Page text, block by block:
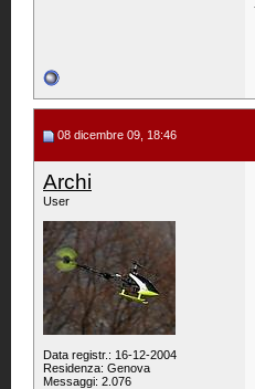
08 dicembre 09, 18:46
Archi
User
Data registr.: 16-12-2004
Residenza: Genova
Messaggi: 2.076